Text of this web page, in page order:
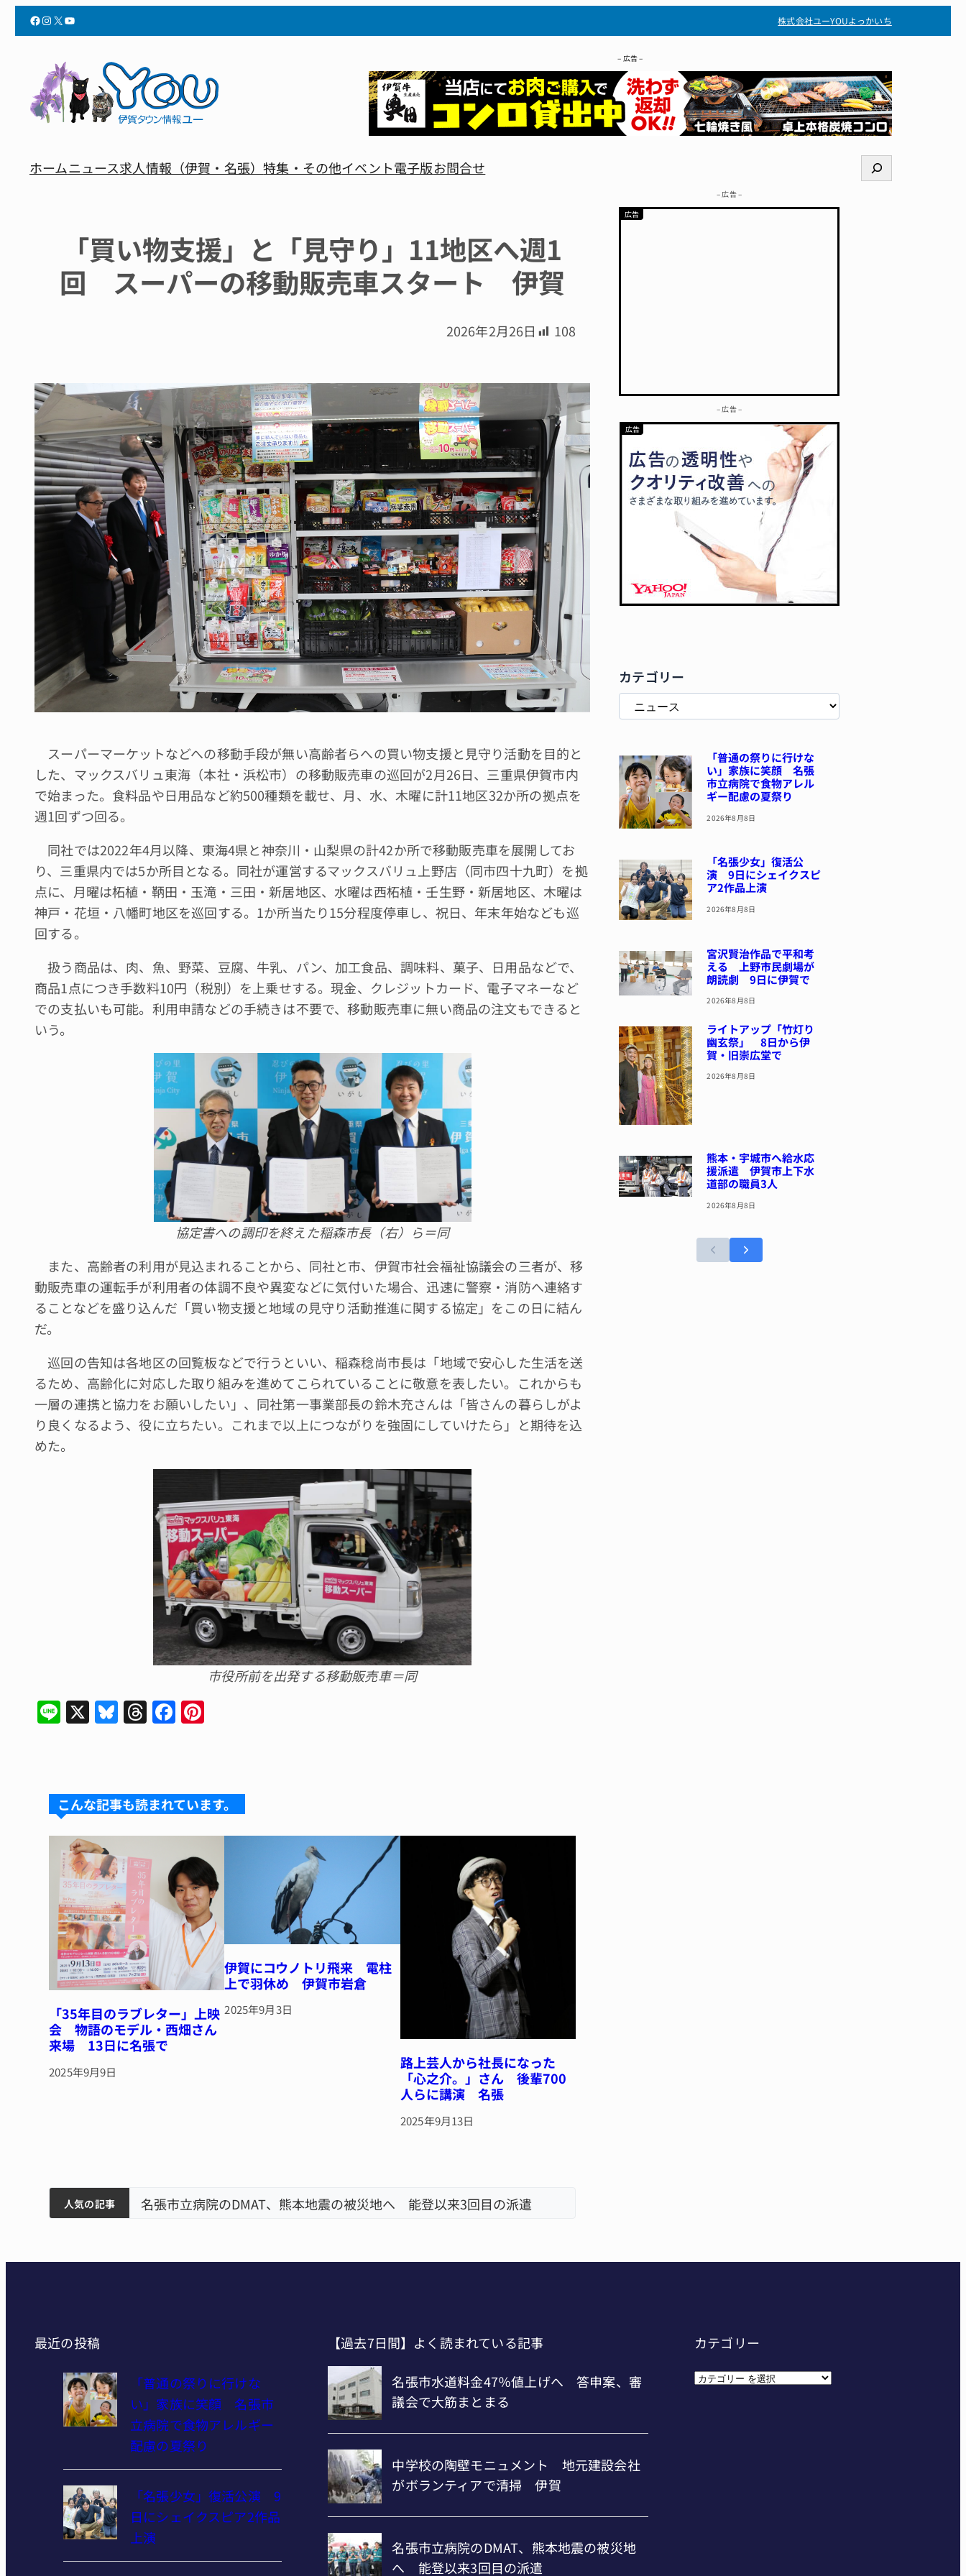
Facebook InstagramX YouTube 株式会社ユーYOUよっかいち
– 広告 –
ホームニュース求人情報（伊賀・名張）特集・その他イベント電子版お問合せ
検
索
「買い物支援」と「見守り」11地区へ週1
回 スーパーの移動販売車スタート 伊賀
2026年2月26日 108
スーパーマーケットなどへの移動手段が無い高齢者らへの買い物支援と見守り活動を目的と
した、マックスバリュ東海（本社・浜松市）の移動販売車の巡回が2月26日、三重県伊賀市内
で始まった。食料品や日用品など約500種類を載せ、月、水、木曜に計11地区32か所の拠点を
週1回ずつ回る。
同社では2022年4月以降、東海4県と神奈川・山梨県の計42か所で移動販売車を展開してお
り、三重県内では5か所目となる。同社が運営するマックスバリュ上野店（同市四十九町）を拠
点に、月曜は柘植・鞆田・玉滝・三田・新居地区、水曜は西柘植・壬生野・新居地区、木曜は
神戸・花垣・八幡町地区を巡回する。1か所当たり15分程度停車し、祝日、年末年始なども巡
回する。
扱う商品は、肉、魚、野菜、豆腐、牛乳、パン、加工食品、調味料、菓子、日用品などで、
商品1点につき手数料10円（税別）を上乗せする。現金、クレジットカード、電子マネーなど
での支払いも可能。利用申請などの手続きは不要で、移動販売車に無い商品の注文もできると
いう。
協定書への調印を終えた稲森市長（右）ら＝同
また、高齢者の利用が見込まれることから、同社と市、伊賀市社会福祉協議会の三者が、移
動販売車の運転手が利用者の体調不良や異変などに気付いた場合、迅速に警察・消防へ連絡す
ることなどを盛り込んだ「買い物支援と地域の見守り活動推進に関する協定」をこの日に結ん
だ。
巡回の告知は各地区の回覧板などで行うといい、稲森稔尚市長は「地域で安心した生活を送
るため、高齢化に対応した取り組みを進めてこられていることに敬意を表したい。これからも
一層の連携と協力をお願いしたい」、同社第一事業部長の鈴木充さんは「皆さんの暮らしがよ
り良くなるよう、役に立ちたい。これまで以上につながりを強固にしていけたら」と期待を込
めた。
市役所前を出発する移動販売車＝同
Li X Bl
k
y
T
d
s
F
b
o
o
k
st
こんな記事も読まれています。
「35年目のラブレター」上映
会 物語のモデル・西畑さん
来場 13日に名張で
2025年9月9日
伊賀にコウノトリ飛来 電柱
上で羽休め 伊賀市岩倉
2025年9月3日
路上芸人から社長になった
「心之介。」さん 後輩700
人らに講演 名張
2025年9月13日
人気の記事
ィアで清掃 伊賀 名張市立病院のDMAT、熊本地震の被災地へ 能登以来3回目の派遣
– 広告 –
– 広告 –
カテゴリー
「普通の祭りに行けな
い」家族に笑顔 名張
市立病院で食物アレル
ギー配慮の夏祭り
2026年8月8日
「名張少女」復活公
演 9日にシェイクスピ
ア2作品上演
2026年8月8日
宮沢賢治作品で平和考
える 上野市民劇場が
朗読劇 9日に伊賀で
2026年8月8日
ライトアップ「竹灯り
幽玄祭」 8日から伊
賀・旧崇広堂で
2026年8月8日
熊本・宇城市へ給水応
援派遣 伊賀市上下水
道部の職員3人
2026年8月8日
最近の投稿
「普通の祭りに行けな
い」家族に笑顔 名張市
立病院で食物アレルギー
配慮の夏祭り
「名張少女」復活公演 9
日にシェイクスピア2作品
上演
【過去7日間】よく読まれている記事
カテゴリー
カ